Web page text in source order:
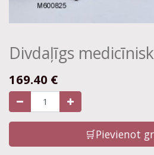
Divdaļīgs
169.40 €
🛒Pievienot